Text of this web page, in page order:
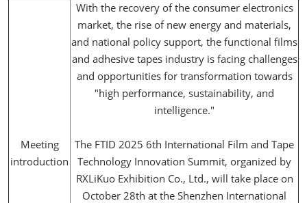
Meeting
introduction
With the recovery of the consumer electronics
market, the rise of new energy and materials,
and national policy support, the functional films
and adhesive tapes industry is facing challenges
and opportunities for transformation towards
"high performance, sustainability, and
intelligence."
The FTID 2025 6th International Film and Tape
Technology Innovation Summit, organized by
RXLiKuo Exhibition Co., Ltd., will take place on
October 28th at the Shenzhen International